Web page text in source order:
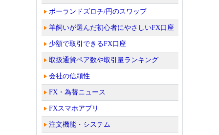
ポーランドズロチ/円のスワップ
羊飼いが選んだ初心者にやさしいFX口座
少額で取引できるFX口座
取扱通貨ペア数や取引量ランキング
会社の信頼性
FX・為替ニュース
FXスマホアプリ
注文機能・システム